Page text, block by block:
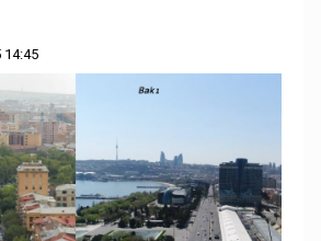
14:45